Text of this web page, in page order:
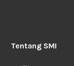
Tentang SMI